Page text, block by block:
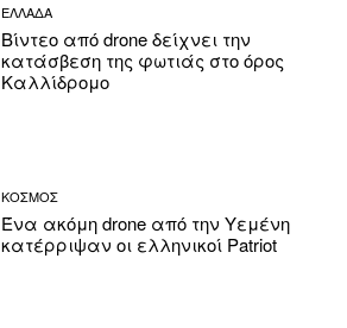
ΕΛΛΑΔΑ
Βίντεο από drone δείχνει την
κατάσβεση της φωτιάς στο όρος
Καλλίδρομο
ΚΟΣΜΟΣ
Ένα ακόμη drone από την Υεμένη
κατέρριψαν οι ελληνικοί Patriot